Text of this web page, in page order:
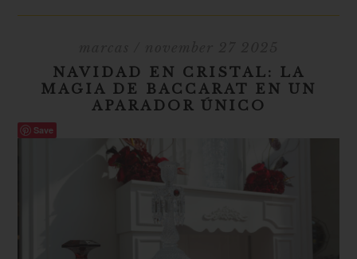
NAVIDAD EN CRISTAL: LA
MAGIA DE BACCARAT EN UN
APARADOR ÚNICO
Save